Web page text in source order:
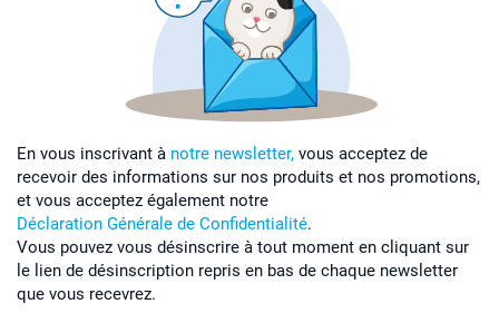
En vous inscrivant à notre newsletter, vous acceptez de
recevoir des informations sur nos produits et nos promotions,
et vous acceptez également notre
Déclaration Générale de Confidentialité.
Vous pouvez vous désinscrire à tout moment en cliquant sur
le lien de désinscription repris en bas de chaque newsletter
que vous recevrez.